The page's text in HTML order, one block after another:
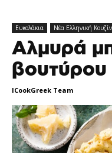
Ευκολάκια Νέα Ελληνική
Αλμυρά
βουτύρου
ICookGreek Team